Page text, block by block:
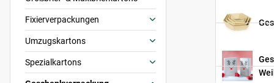
Fixierverpackungen
Umzugskartons
Spezialkartons